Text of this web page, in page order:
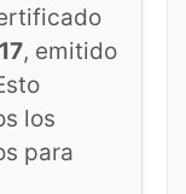
, emitido
los
para